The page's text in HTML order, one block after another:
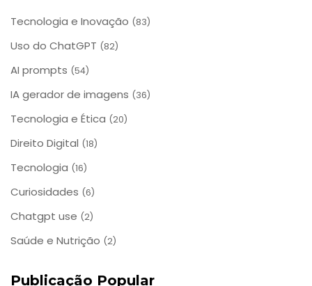
Tecnologia e Inovação (83)
Uso do ChatGPT (82)
AI prompts (54)
IA gerador de imagens (36)
Tecnologia e Ética (20)
Direito Digital (18)
Tecnologia (16)
Curiosidades (6)
Chatgpt use (2)
Saúde e Nutrição (2)
Publicação Popular